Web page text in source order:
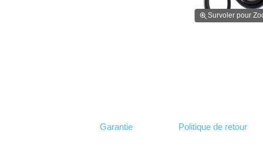
Survoler pour
Garantie Politique de retour